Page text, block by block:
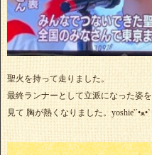
聖火を持って走りました。
最終ランナーとして立派になった姿を
見て 胸が熱くなりました。yoshie'‎´•ﻌ•`